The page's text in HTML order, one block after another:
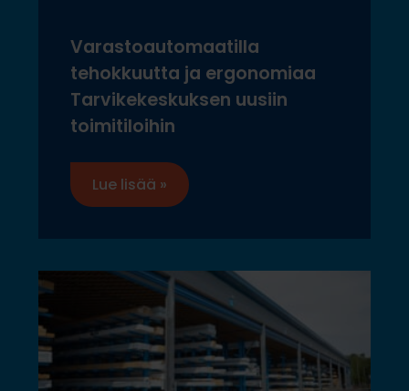
Varastoautomaatilla
tehokkuutta ja ergonomiaa
Tarvikekeskuksen uusiin
toimitiloihin
Lue lisää »